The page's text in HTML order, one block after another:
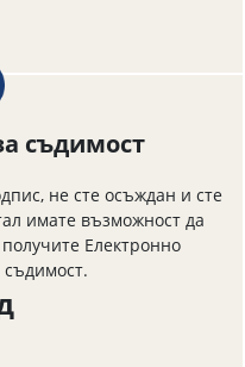
съдимост
не сте осъждан и сте
имате възможност да
Електронно
съдимост.